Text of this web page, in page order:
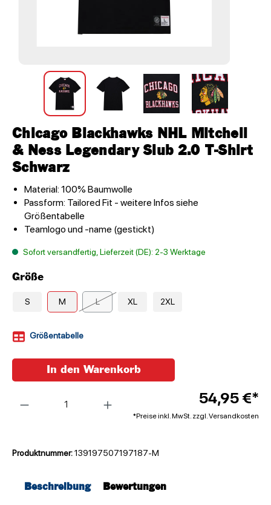
Chicago Blackhawks NHL Mitchell
& Ness Legendary Slub 2.0 T-Shirt
Schwarz
Material: 100% Baumwolle
Passform: Tailored Fit - weitere Infos siehe
Größentabelle
Teamlogo und -name (gestickt)
Sofort versandfertig, Lieferzeit (DE): 2-3 Werktage
Größe
S M L XL 2XL
Größentabelle
54,95 €*
*Preise inkl. MwSt. zzgl. Versandkosten
In den Warenkorb
Produktnummer:139197507197187-M
Beschreibung Bewertungen